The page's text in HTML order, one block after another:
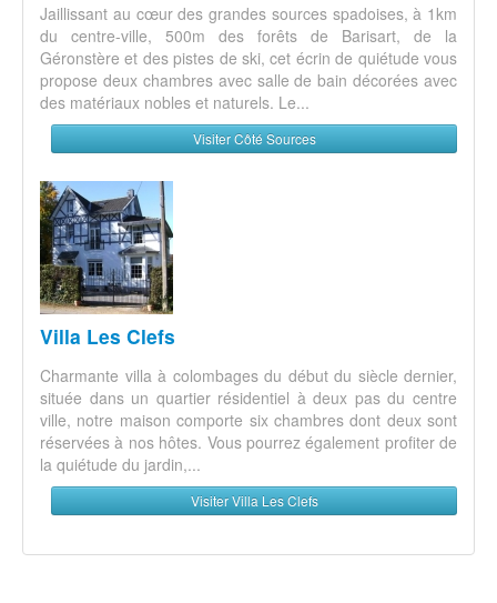
Jaillissant au cœur des grandes sources spadoises, à 1km
du centre-ville, 500m des forêts de Barisart, de la
Géronstère et des pistes de ski, cet écrin de quiétude vous
propose deux chambres avec salle de bain décorées avec
des matériaux nobles et naturels. Le...
Visiter Côté Sources
Villa Les Clefs
Charmante villa à colombages du début du siècle dernier,
située dans un quartier résidentiel à deux pas du centre
ville, notre maison comporte six chambres dont deux sont
réservées à nos hôtes. Vous pourrez également profiter de
la quiétude du jardin,...
Visiter Villa Les Clefs